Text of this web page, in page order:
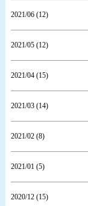
2021/06 (12)
2021/05 (12)
2021/04 (15)
2021/03 (14)
2021/02 (8)
2021/01 (5)
2020/12 (15)